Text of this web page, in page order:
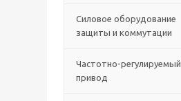
Силовое оборудование
защиты и коммутации
Частотно-регулируемый
привод